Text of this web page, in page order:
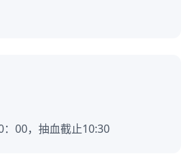
00，抽血截止10:30